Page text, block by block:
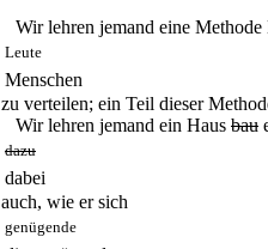
Wir lehren jemand eine Methode
Leute
Menschen
zu verteilen; ein Teil dieser
Wir lehren jemand ein Haus bau
dazu
dabei
auch, wie er sich
genügende